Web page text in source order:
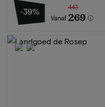
-39%
Vanaf
443
269